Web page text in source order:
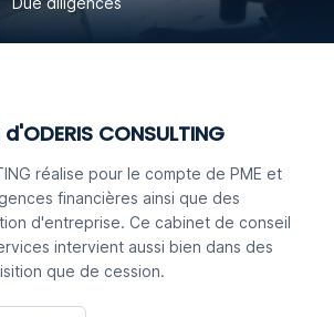
CONSULTING
réalise pour le compte de PME et
financières ainsi que des
d'entreprise. Ce cabinet de conseil
intervient aussi bien dans des
que de cession.